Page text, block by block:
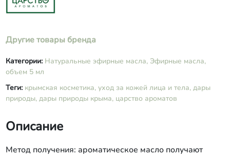
Другие товары бренда
Категории: Натуральные эфирные масла, Эфирные масла,
объем 5 мл
Теги: крымская косметика, уход за кожей лица и тела, дары
природы, дары природы крыма, царство ароматов
Описание
Метод получения: ароматическое масло получают